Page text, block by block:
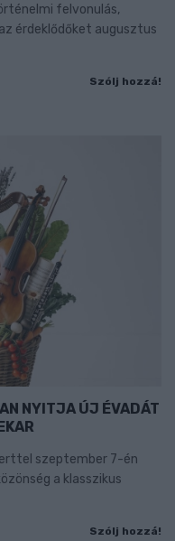
felvonulás,
érdeklődőket augusztus
Szólj hozzá!
NYITJA ÚJ ÉVADÁT
szeptember 7-én
a klasszikus
Szólj hozzá!